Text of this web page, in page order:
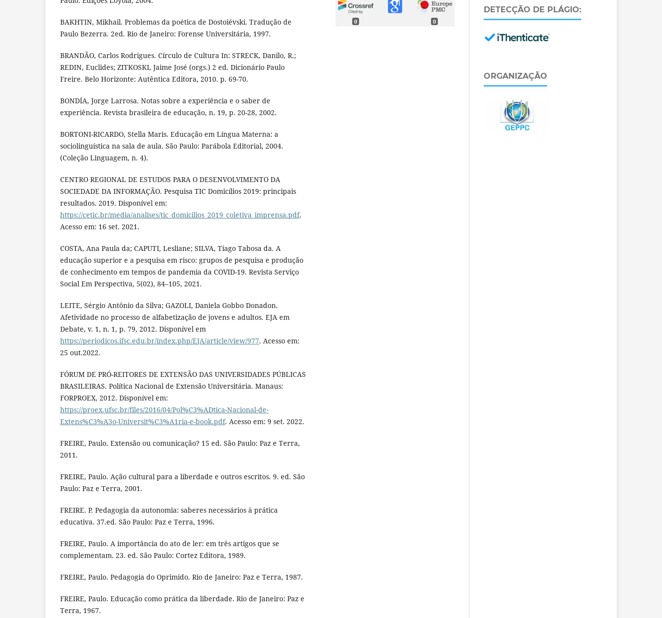
BAKHTIN, Mikhail. Problemas da poética de Dostoiévski. Tradução de
Paulo Bezerra. 2ed. Rio de Janeiro: Forense Universitária, 1997.
BRANDÃO, Carlos Rodrigues. Círculo de Cultura In: STRECK, Danilo, R.;
REDIN, Euclides; ZITKOSKI, Jaime José (orgs.) 2 ed. Dicionário Paulo
Freire. Belo Horizonte: Autêntica Editora, 2010. p. 69-70.
BONDÍA, Jorge Larrosa. Notas sobre a experiência e o saber de
experiência. Revista brasileira de educação, n. 19, p. 20-28, 2002.
BORTONI-RICARDO, Stella Maris. Educação em Língua Materna: a
sociolinguística na sala de aula. São Paulo: Parábola Editorial, 2004.
(Coleção Linguagem, n. 4).
CENTRO REGIONAL DE ESTUDOS PARA O DESENVOLVIMENTO DA
SOCIEDADE DA INFORMAÇÃO. Pesquisa TIC Domicílios 2019: principais
resultados. 2019. Disponível em:
https://cetic.br/media/analises/tic_domicilios_2019_coletiva_imprensa.pdf.
Acesso em: 16 set. 2021.
COSTA, Ana Paula da; CAPUTI, Lesliane; SILVA, Tiago Tabosa da. A
educação superior e a pesquisa em risco: grupos de pesquisa e produção
de conhecimento em tempos de pandemia da COVID-19. Revista Serviço
Social Em Perspectiva, 5(02), 84–105, 2021.
LEITE, Sérgio Antônio da Silva; GAZOLI, Daniela Gobbo Donadon.
Afetividade no processo de alfabetização de jovens e adultos. EJA em
Debate, v. 1, n. 1, p. 79, 2012. Disponível em
https://periodicos.ifsc.edu.br/index.php/EJA/article/view/977. Acesso em:
25 out.2022.
FÓRUM DE PRÓ-REITORES DE EXTENSÃO DAS UNIVERSIDADES PÚBLICAS
BRASILEIRAS. Política Nacional de Extensão Universitária. Manaus:
FORPROEX, 2012. Disponível em:
https://proex.ufsc.br/files/2016/04/Pol%C3%ADtica-Nacional-de-
Extens%C3%A3o-Universit%C3%A1ria-e-book.pdf. Acesso em: 9 set. 2022.
FREIRE, Paulo. Extensão ou comunicação? 15 ed. São Paulo: Paz e Terra,
2011.
FREIRE, Paulo. Ação cultural para a liberdade e outros escritos. 9. ed. São
Paulo: Paz e Terra, 2001.
FREIRE. P. Pedagogia da autonomia: saberes necessários à prática
educativa. 37.ed. São Paulo: Paz e Terra, 1996.
FREIRE, Paulo. A importância do ato de ler: em três artigos que se
complementam. 23. ed. São Paulo: Cortez Editora, 1989.
FREIRE, Paulo. Pedagogia do Oprimido. Rio de Janeiro: Paz e Terra, 1987.
FREIRE, Paulo. Educação como prática da liberdade. Rio de Janeiro: Paz e
Terra, 1967.
0 0
DETECÇÃO DE PLÁGIO:
ORGANIZAÇÃO